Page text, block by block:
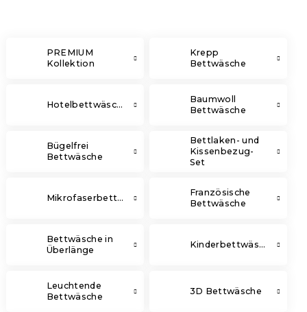
PREMIUM
Kollektion
Krepp
Bettwäsche
Hotelbettwäsche
Baumwoll
Bettwäsche
Bügelfrei
Bettwäsche
Bettlaken- und
Kissenbezug-
Set
Mikrofaserbettwäsche
Französische
Bettwäsche
Bettwäsche in
Überlänge
Kinderbettwäsche
Leuchtende
Bettwäsche
3D Bettwäsche